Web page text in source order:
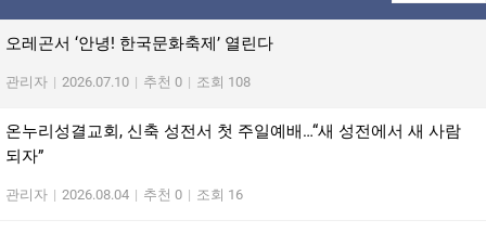
오레곤서 ‘안녕! 한국문화축제’ 열린다
관리자 | 2026.07.10 | 추천 0 | 조회 108
온누리성결교회, 신축 성전서 첫 주일예배…“새 성전에서 새 사람
되자”
관리자 | 2026.08.04 | 추천 0 | 조회 16